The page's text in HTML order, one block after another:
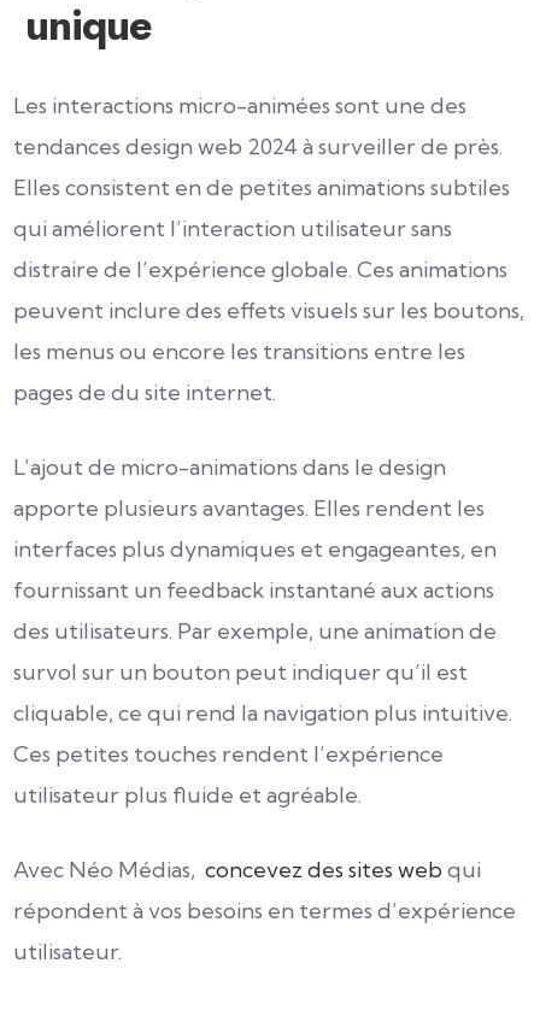
unique
Les interactions micro-animées sont une des
tendances design web 2024 à surveiller de près.
Elles consistent en de petites animations subtiles
qui améliorent l’interaction utilisateur sans
distraire de l’expérience globale. Ces animations
peuvent inclure des effets visuels sur les boutons,
les menus ou encore les transitions entre les
pages de du site internet.
L’ajout de micro-animations dans le design
apporte plusieurs avantages. Elles rendent les
interfaces plus dynamiques et engageantes, en
fournissant un feedback instantané aux actions
des utilisateurs. Par exemple, une animation de
survol sur un bouton peut indiquer qu’il est
cliquable, ce qui rend la navigation plus intuitive.
Ces petites touches rendent l’expérience
utilisateur plus fluide et agréable.
Avec Néo Médias,concevez des sites web qui
répondent à vos besoins en termes d’expérience
utilisateur.